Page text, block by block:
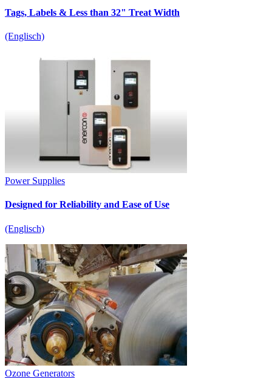
Tags, Labels & Less than 32" Treat Width
(Englisch)
Power Supplies
Designed for Reliability and Ease of Use
(Englisch)
Ozone Generators